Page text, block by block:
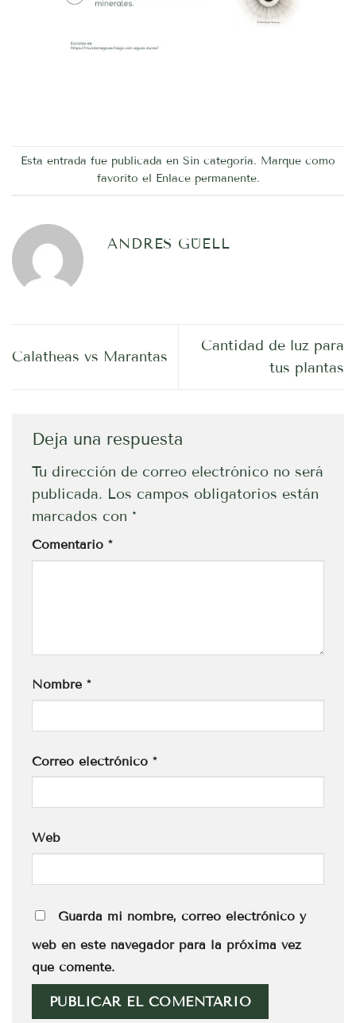
Esta entrada fue publicada en Sin categoría. Marque como
favorito el Enlace permanente.
ANDRES GÜELL
Calatheas vs Marantas
Cantidad de luz para
tus plantas
Deja una respuesta
Tu dirección de correo electrónico no será
publicada. Los campos obligatorios están
marcados con *
Comentario *
Nombre *
Correo electrónico *
Web
Guarda mi nombre, correo electrónico y
web en este navegador para la próxima vez
que comente.